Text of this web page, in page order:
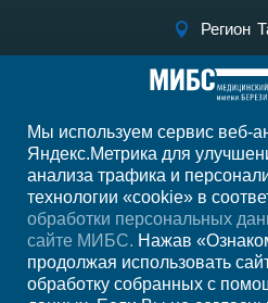
Регион
Мы в
Мы используем сервис веб-
Яндекс.Метрика для
анализа трафика и
технологии «cookie» в
обработки персональных
сайте МИБС. Нажав
продолжая использовать
обработку собранных с